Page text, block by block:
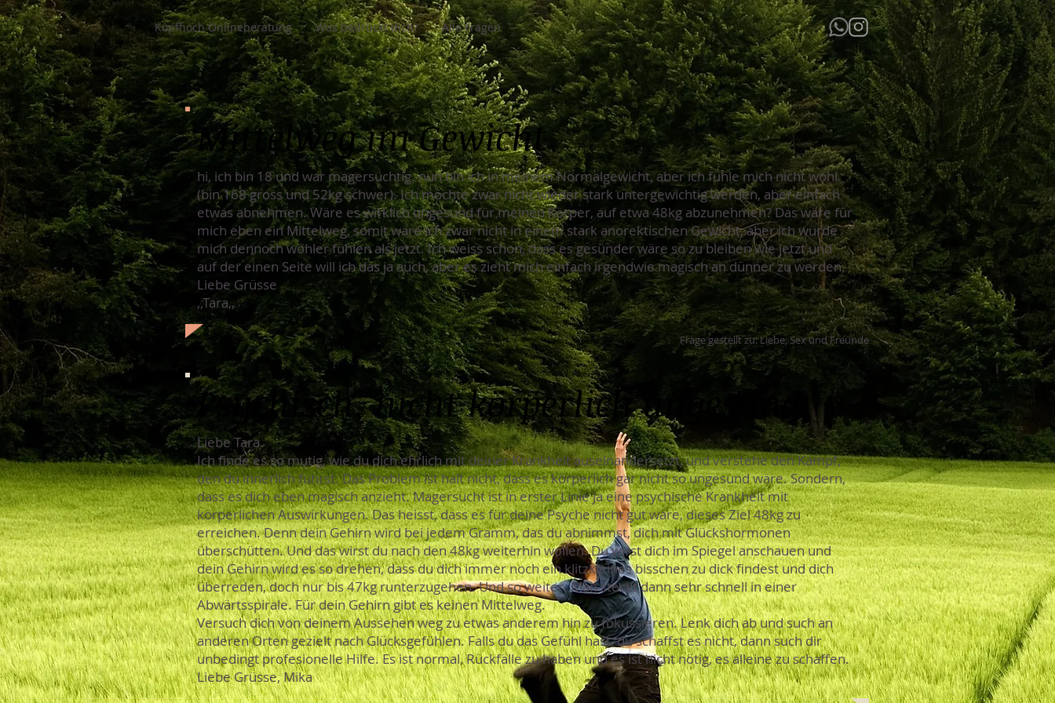
Kopfhoch Onlineberatung Was bedrückt dich? Alle Fragen
Mittelweg im Gewicht
hi, ich bin 18 und war magersüchtig. nun bin ich in meinem Normalgewicht, aber ich fühle mich nicht wohl
(bin 168 gross und 52kg schwer). Ich möchte zwar nicht wieder stark untergewichtig werden, aber einfach
etwas abnehmen. Wäre es wirklich ungesund für meinen Körper, auf etwa 48kg abzunehmen? Das wäre für
mich eben ein Mittelweg, somit wäre ich zwar nicht in einem stark anorektischen Gewicht, aber ich würde
mich dennoch wohler fühlen als jetzt. Ich weiss schon, dass es gesünder wäre so zu bleiben wie jetzt und
auf der einen Seite will ich das ja auch, aber es zieht mich einfach irgendwie magisch an dünner zu werden.
Liebe Grüsse
,,Tara,,
Frage gestellt zu: Liebe, Sex und Freunde
Psychisch, nicht körperlich ungesund
Liebe Tara
Ich finde es so mutig, wie du dich ehrlich mit deiner Krankheit auseinandersetzt, und verstehe den Kampf,
den du innerlich führst. Das Problem ist halt nicht, dass es körperlich gar nicht so ungesund wäre. Sondern,
dass es dich eben magisch anzieht. Magersucht ist in erster Linie ja eine psychische Krankheit mit
körperlichen Auswirkungen. Das heisst, dass es für deine Psyche nicht gut wäre, dieses Ziel 48kg zu
erreichen. Denn dein Gehirn wird bei jedem Gramm, das du abnimmst, dich mit Glückshormonen
überschütten. Und das wirst du nach den 48kg weiterhin wollen. Du wirst dich im Spiegel anschauen und
dein Gehirn wird es so drehen, dass du dich immer noch ein klitzkleines bisschen zu dick findest und dich
überreden, doch nur bis 47kg runterzugehen. Und so weiter. Man steckt dann sehr schnell in einer
Abwärtsspirale. Für dein Gehirn gibt es keinen Mittelweg.
Versuch dich von deinem Aussehen weg zu etwas anderem hin zu fokussieren. Lenk dich ab und such an
anderen Orten gezielt nach Glücksgefühlen. Falls du das Gefühl hast, du schaffst es nicht, dann such dir
unbedingt profesionelle Hilfe. Es ist normal, Rückfälle zu haben und es ist nicht nötig, es alleine zu schaffen.
Liebe Grüsse, Mika